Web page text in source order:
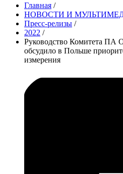
Главная /
НОВОСТИ И
Пресс-релизы /
2022 /
Руководство Комитета ПА
обсудило в Польше
измерения